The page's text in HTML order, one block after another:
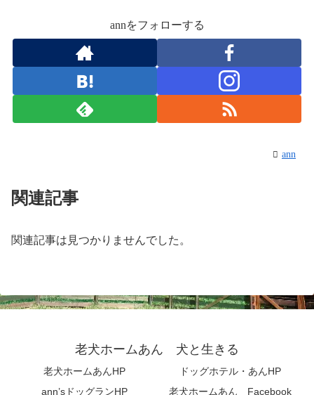
annをフォローする
ann
関連記事
関連記事は見つかりませんでした。
老犬ホームあん 犬と生きる
老犬ホームあんHP
ドッグホテル・あんHP
ann’sドッグランHP
老犬ホームあん Facebook